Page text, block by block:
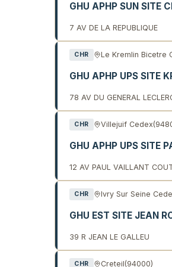
GHU APHP SUN SITE
7 AV DE LA REPUBLIQUE
CHR Le Kremlin Bicetre
GHU APHP UPS SITE
78 AV DU GENERAL
CHR Villejuif Cedex
GHU APHP UPS SITE
12 AV PAUL VAILLANT
CHR Ivry Sur Seine
GHU EST SITE JEAN
39 R JEAN LE GALLEU
CHR Creteil(94000)